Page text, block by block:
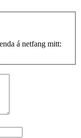
á netfang mitt: